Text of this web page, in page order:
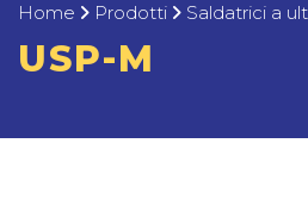
Home Prodotti Saldatrici a
USP-M